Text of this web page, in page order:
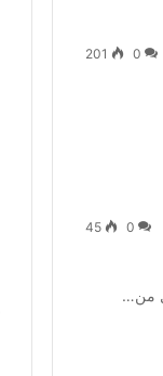
0
201
0
45
من…